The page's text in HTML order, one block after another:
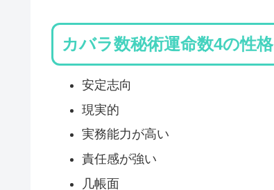
カバラ数秘術運命数4の性格
安定志向
現実的
実務能力が高い
責任感が強い
几帳面